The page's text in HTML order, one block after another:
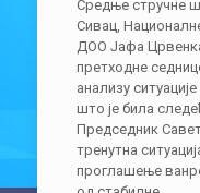
Средње стручне
Сивац,
ДОО Јафа
претходне
анализу
што је била
Председник
тренутна
проглашење